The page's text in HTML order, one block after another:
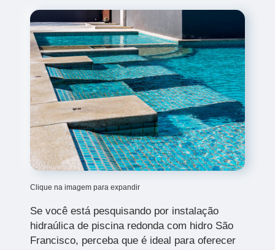
Clique na imagem para expandir
Se você está pesquisando por instalação
hidraúlica de piscina redonda com hidro São
Francisco, perceba que é ideal para oferecer